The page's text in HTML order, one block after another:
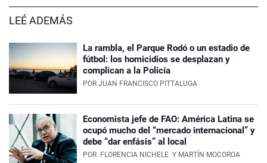
LEÉ ADEMÁS
La rambla, el Parque Rodó o un estadio de
fútbol: los homicidios se desplazan y
complican a la Policía
POR JUAN FRANCISCO PITTALUGA
Economista jefe de FAO: América Latina se
ocupó mucho del “mercado internacional” y
debe “dar enfásis” al local
POR FLORENCIA NICHELE Y MARTÍN MOCOROA